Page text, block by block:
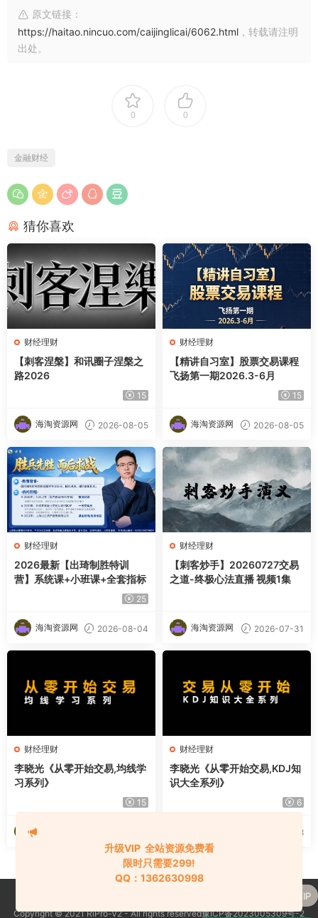
原文链接：
https://haitao.nincuo.com/caijinglicai/6062.html ，转载请注明
出处。
0 0
金融财经
猜你喜欢
财经理财
【刺客涅槃】和讯圈子涅槃之
路2026
15
海淘资源网 2026-08-05
财经理财
【精讲自习室】股票交易课程
飞扬第一期2026.3-6月
15
海淘资源网 2026-08-05
财经理财
2026最新【出琦制胜特训
营】系统课+小班课+全套指标
25
海淘资源网 2026-08-04
财经理财
【刺客炒手】20260727交易
之道-终极心法直播 视频1集
海淘资源网 2026-07-31
财经理财
李晓光《从零开始交易,均线学
习系列》
15
海淘资源网
财经理财
李晓光《从零开始交易,KDJ知
识大全系列》
6
2026-07-28
Copyright © 2021 RiPro-V2 - All rights reserved豫ICP备2023005309号-2
升级VIP 全站资源免费看
限时只需要299!
QQ：1362630998
升级了 终身VIP